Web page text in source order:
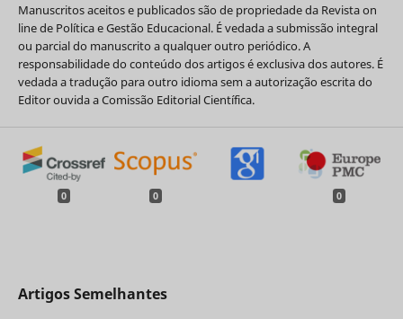
Manuscritos aceitos e publicados são de propriedade da Revista on
line de Política e Gestão Educacional. É vedada a submissão integral
ou parcial do manuscrito a qualquer outro periódico. A
responsabilidade do conteúdo dos artigos é exclusiva dos autores. É
vedada a tradução para outro idioma sem a autorização escrita do
Editor ouvida a Comissão Editorial Científica.
0 0 0
Artigos Semelhantes